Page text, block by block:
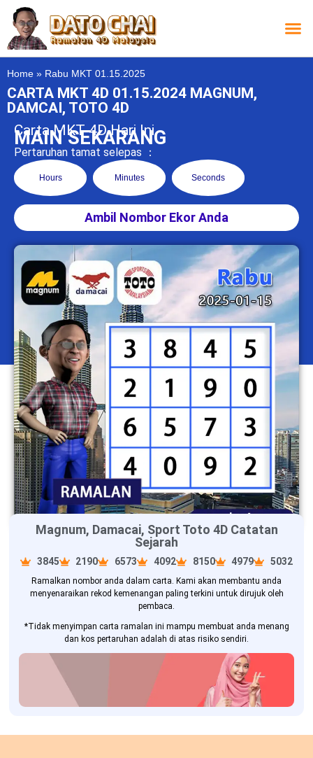
Home » Rabu MKT 01.15.2025
CARTA MKT 4D 01.15.2024 MAGNUM,
DAMCAI, TOTO 4D
Carta MKT 4D Hari Ini
MAIN SEKARANG
Pertaruhan tamat selepas ：
Hours Minutes Seconds
Ambil Nombor Ekor Anda
Magnum, Damacai, Sport Toto 4D Catatan
Sejarah
3845 2190 6573 4092 8150 4979 5032
Ramalkan nombor anda dalam carta. Kami akan membantu anda
menyenaraikan rekod kemenangan paling terkini untuk dirujuk oleh
pembaca.
*Tidak menyimpan carta ramalan ini mampu membuat anda menang
dan kos pertaruhan adalah di atas risiko sendiri.